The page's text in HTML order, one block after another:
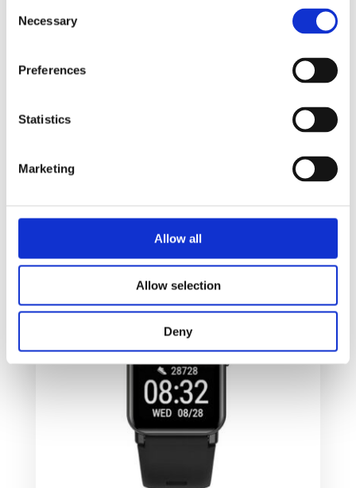
Selection
Necessary
Preferences
Statistics
Marketing
Allow all
Allow selection
Deny
Prixton AT806 multi smartklokke med GPS